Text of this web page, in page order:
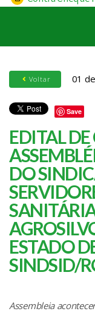
Voltar 01
Save
EDITAL
DO
ESTADO
SINDSID/
Assembleia